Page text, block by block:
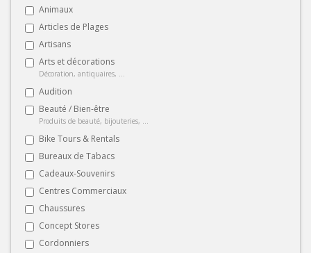
Animaux
Articles de Plages
Artisans
Arts et décorations
Décoration, antiquaires, ...
Audition
Beauté / Bien-être
Produits de beauté, bijouteries, ...
Bike Tours & Rentals
Bureaux de Tabacs
Cadeaux-Souvenirs
Centres Commerciaux
Chaussures
Concept Stores
Cordonniers